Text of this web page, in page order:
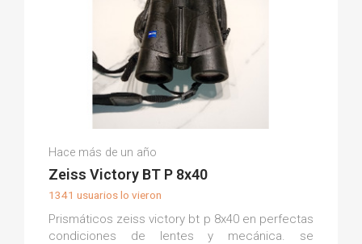
Teo R.
(0)
Hace más de un año
Zeiss Victory BT P 8x40
1341 usuarios lo vieron
Prismáticos zeiss victory bt p 8x40 en perfectas
condiciones de lentes y mecánica. se